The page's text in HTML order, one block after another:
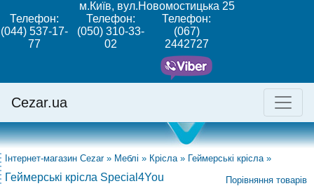
м.Київ, вул.Новомостицька 25
Телефон:
(044) 537-17-
77
Телефон:
(050) 310-33-
02
Телефон:
(067)
2442727
Cezar.ua
Інтернет-магазин Cezar » Меблі » Крісла» Геймерські крісла»
Геймерські крісла Special4You
Порівняння товарів